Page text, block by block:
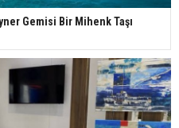
Gemisi Bir Mihenk Taşı